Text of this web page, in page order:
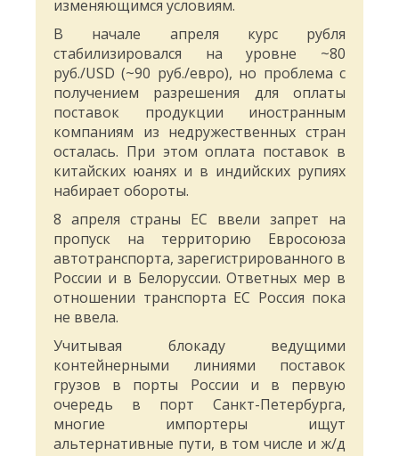
изменяющимся условиям.
В начале апреля курс рубля
стабилизировался на уровне ~80
руб./USD (~90 руб./евро), но проблема с
получением разрешения для оплаты
поставок продукции иностранным
компаниям из недружественных стран
осталась. При этом оплата поставок в
китайских юанях и в индийских рупиях
набирает обороты.
8 апреля страны ЕС ввели запрет на
пропуск на территорию Евросоюза
автотранспорта, зарегистрированного в
России и в Белоруссии. Ответных мер в
отношении транспорта ЕС Россия пока
не ввела.
Учитывая блокаду ведущими
контейнерными линиями поставок
грузов в порты России и в первую
очередь в порт Санкт-Петербурга,
многие импортеры ищут
альтернативные пути, в том числе и ж/д